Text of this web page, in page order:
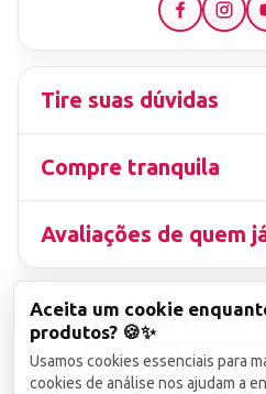
Tire suas dúvidas
Compre tranquila
Avaliações de quem
▤ CNPJ13.851.519/0001-25
de imagens ou conteúdos
viola a Lei de Direitos
Aceita um cookie
produtos? 🍪✨
Usamos cookies essenciais para
cookies de análise nos ajudam a